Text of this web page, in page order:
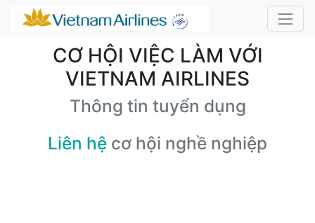
CƠ HỘI VIỆC LÀM VỚI
VIETNAM AIRLINES
Thông tin tuyển dụng
Liên hệ cơ hội nghề nghiệp